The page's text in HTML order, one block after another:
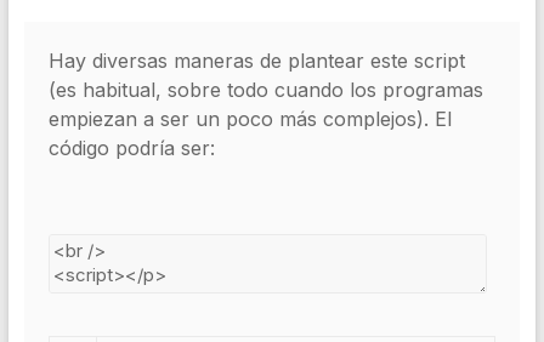
Hay diversas maneras de plantear este script
(es habitual, sobre todo cuando los programas
empiezan a ser un poco más complejos). El
código podría ser: